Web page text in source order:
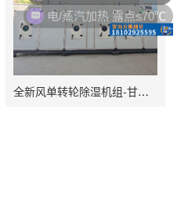
全新风单转轮除湿机组-甘肃金昌
电/蒸汽加热 露点≤70℃